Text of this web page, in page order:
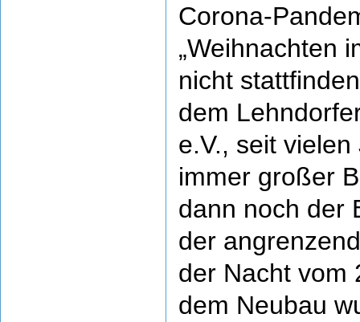
Corona-
„Weihnachten
nicht
dem
e.V., seit
immer großer
dann noch der
der
der Nacht vom
dem Neubau